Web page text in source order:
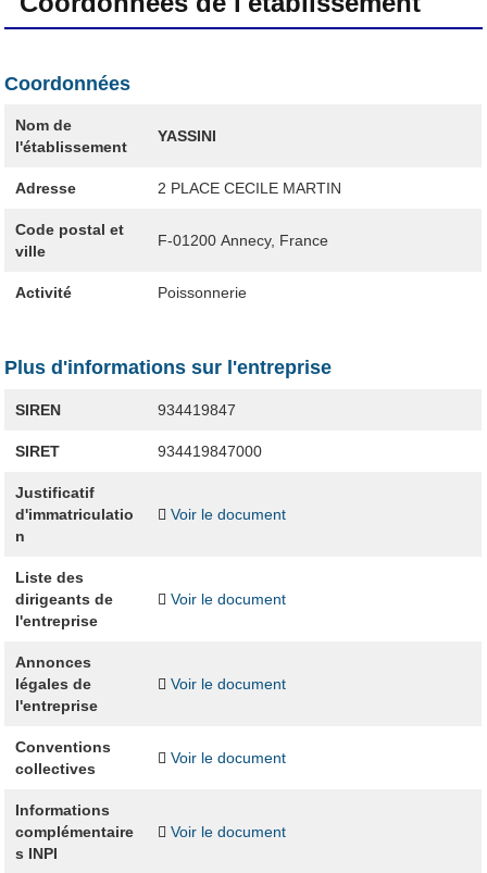
Coordonnées
Nom de
l'établissement
YASSINI
Adresse 2 PLACE CECILE MARTIN
Code postal et
ville
F-01200 Annecy, France
Activité Poissonnerie
Plus d'informations sur l'entreprise
SIREN 934419847
SIRET 934419847000
Justificatif
d'immatriculatio
n
Voir le document
Liste des
dirigeants de
l'entreprise
Voir le document
Annonces
légales de
l'entreprise
Voir le document
Conventions
collectives
Voir le document
Informations
complémentaire
s INPI
Voir le document